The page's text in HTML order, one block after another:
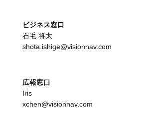
ビジネス窓口
石毛 将太
shota.ishige@visionnav.com
広報窓口
Iris
xchen@visionnav.com